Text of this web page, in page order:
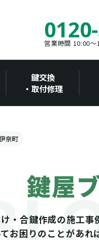
営業時間 10:00
鍵交換
・取付修理
奈町
鍵屋
・合鍵作成の施工事
お困りのことがあれ